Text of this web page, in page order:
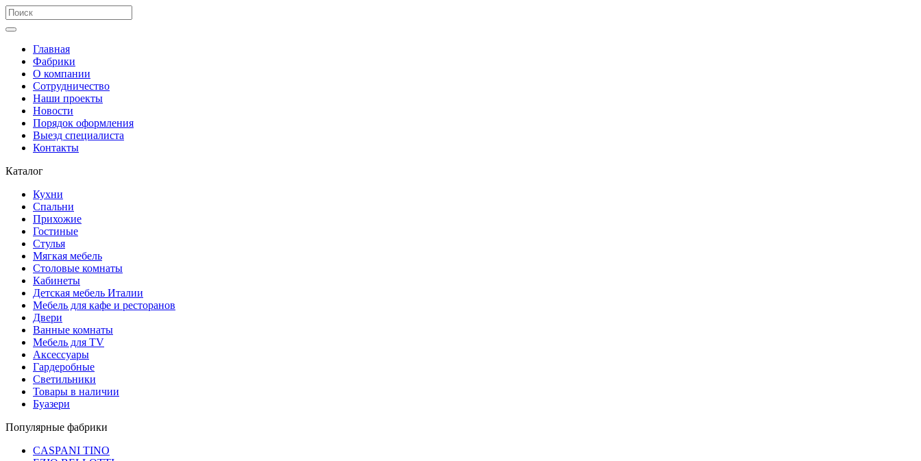
Главная
Фабрики
О компании
Сотрудничество
Наши проекты
Новости
Порядок оформления
Выезд специалиста
Контакты
Каталог
Кухни
Спальни
Прихожие
Гостиные
Стулья
Мягкая мебель
Столовые комнаты
Кабинеты
Детская мебель Италии
Мебель для кафе и ресторанов
Двери
Ванные комнаты
Мебель для TV
Аксессуары
Гардеробные
Светильники
Товары в наличии
Буазери
Популярные фабрики
CASPANI TINO